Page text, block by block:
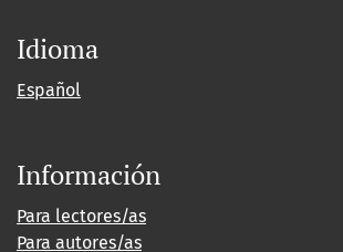
Idioma
Español
Información
Para lectores/as
Para autores/as